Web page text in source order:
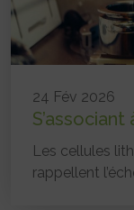
24 Fév 2026
Les cellules
rappellent